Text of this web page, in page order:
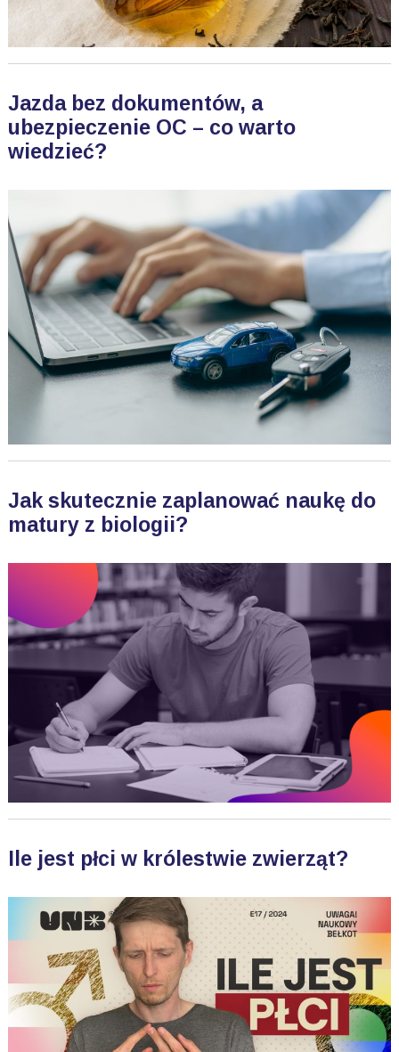
Jazda bez dokumentów, a
ubezpieczenie OC – co warto
wiedzieć?
Jak skutecznie zaplanować naukę do
matury z biologii?
Ile jest płci w królestwie zwierząt?